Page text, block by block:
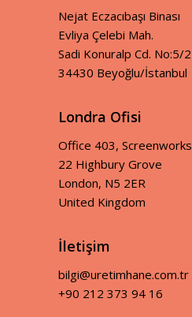
Nejat Eczacıbaşı Binası
Evliya Çelebi Mah.
Sadi Konuralp Cd. No:5/2
34430 Beyoğlu/İstanbul
Londra Ofisi
Office 403, Screenworks
22 Highbury Grove
London, N5 2ER
United Kingdom
İletişim
bilgi@uretimhane.com.tr
+90 212 373 94 16